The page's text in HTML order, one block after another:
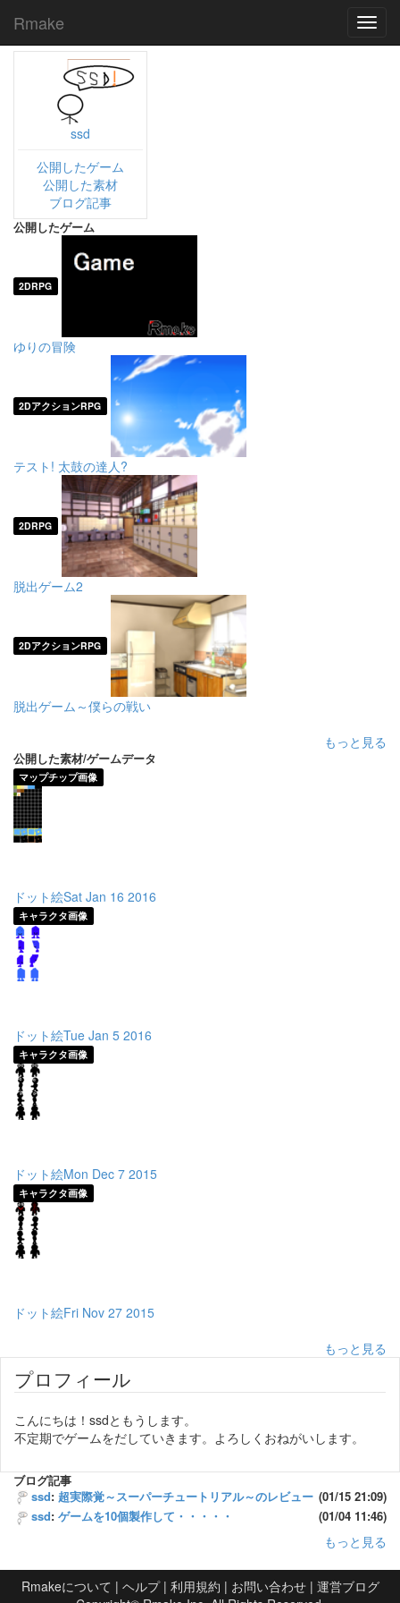
Rmake
ssd
公開したゲーム
公開した素材
ブログ記事
公開したゲーム
2DRPG
ゆりの冒険
2DアクションRPG
テスト! 太鼓の達人?
2DRPG
脱出ゲーム2
2DアクションRPG
脱出ゲーム～僕らの戦い
もっと見る
公開した素材/ゲームデータ
マップチップ画像
ドット絵Sat Jan 16 2016
キャラクタ画像
ドット絵Tue Jan 5 2016
キャラクタ画像
ドット絵Mon Dec 7 2015
キャラクタ画像
ドット絵Fri Nov 27 2015
もっと見る
プロフィール
こんにちは！ssdともうします。
不定期でゲームをだしていきます。よろしくおねがいします。
ブログ記事
ssd: 超実際覚～スーパーチュートリアル～のレビュー (01/15 21:09)
ssd: ゲームを10個製作して・・・・・ (01/04 11:46)
もっと見る
Rmakeについて | ヘルプ| 利用規約 | お問い合わせ| 運営ブログ